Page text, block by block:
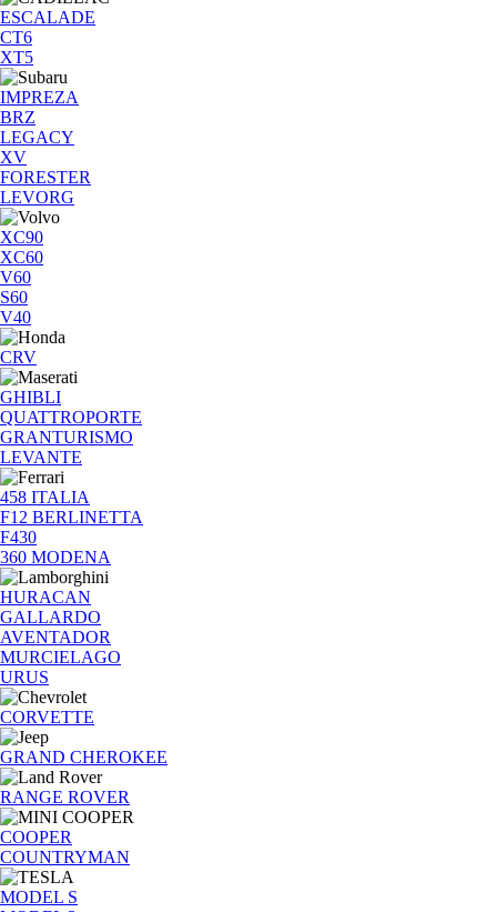
ESCALADE
CT6
XT5
IMPREZA
BRZ
LEGACY
XV
FORESTER
LEVORG
XC90
XC60
V60
S60
V40
CRV
GHIBLI
QUATTROPORTE
GRANTURISMO
LEVANTE
458 ITALIA
F12 BERLINETTA
F430
360 MODENA
HURACAN
GALLARDO
AVENTADOR
MURCIELAGO
URUS
CORVETTE
GRAND CHEROKEE
RANGE ROVER
COOPER
COUNTRYMAN
MODEL S